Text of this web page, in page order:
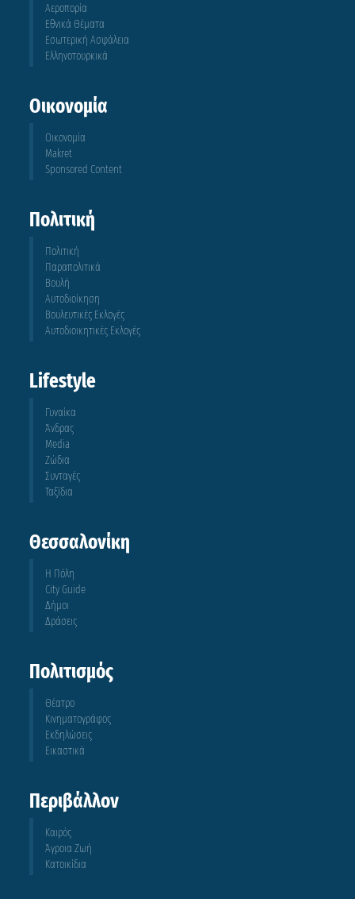
Αεροπορία
Εθνικά Θέματα
Εσωτερική Ασφάλεια
Ελληνοτουρκικά
Οικονομία
Οικονομία
Makret
Sponsored Content
Πολιτική
Πολιτική
Παραπολιτικά
Βουλή
Αυτοδιοίκηση
Βουλευτικές Εκλογές
Αυτοδιοικητικές Εκλογές
Lifestyle
Γυναίκα
Άνδρας
Media
Ζώδια
Συνταγές
Ταξίδια
Θεσσαλονίκη
Η Πόλη
City Guide
Δήμοι
Δράσεις
Πολιτισμός
Θέατρο
Κινηματογράφος
Εκδηλώσεις
Εικαστικά
Περιβάλλον
Καιρός
Άγροια Ζωή
Κατοικίδια